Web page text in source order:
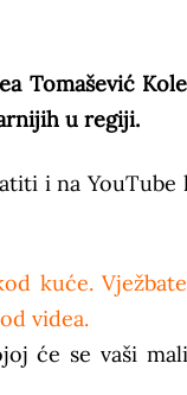
Tomašević
u regiji.
i na
kuće.
videa.
će se vaši